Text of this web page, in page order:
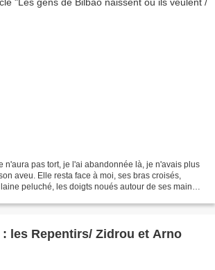
n'aura pas tort, je l'ai abandonnée là, je n'avais plus
aveu. Elle resta face à moi, ses bras croisés,
peluché, les doigts noués autour de ses mains
les Repentirs/ Zidrou et Arno